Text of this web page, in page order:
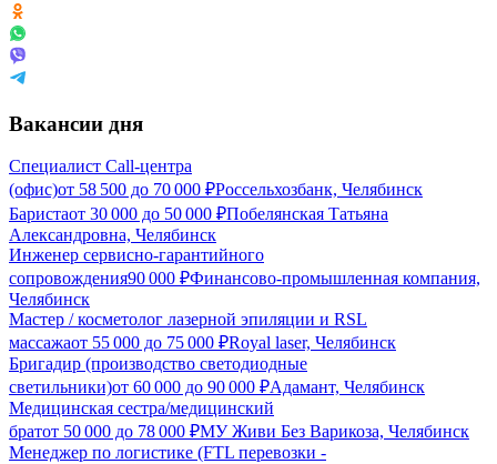
Вакансии дня
Специалист Call-центра
(офис)от 58 500 до 70 000 ₽Россельхозбанк, Челябинск
Баристаот 30 000 до 50 000 ₽Побелянская Татьяна
Александровна, Челябинск
Инженер сервисно-гарантийного
сопровождения90 000 ₽Финансово-промышленная компания,
Челябинск
Мастер / косметолог лазерной эпиляции и RSL
массажаот 55 000 до 75 000 ₽Royal laser, Челябинск
Бригадир (производство светодиодные
светильники)от 60 000 до 90 000 ₽Адамант, Челябинск
Медицинская сестра/медицинский
братот 50 000 до 78 000 ₽МУ Живи Без Варикоза, Челябинск
Менеджер по логистике (FTL перевозки -